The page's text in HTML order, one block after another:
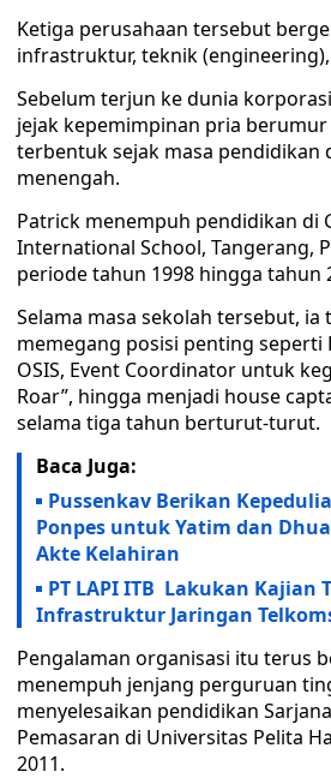
Ketiga perusahaan tersebut
infrastruktur, teknik
Sebelum terjun ke dunia
jejak kepemimpinan pria
terbentuk sejak masa pendidikan
menengah.
Patrick menempuh pendidikan di
International School, Tangerang,
periode tahun 1998 hingga tahun
Selama masa sekolah tersebut,
memegang posisi penting seperti
OSIS, Event Coordinator untuk
Roar”, hingga menjadi house
selama tiga tahun berturut-turut.
Baca Juga:
Pussenkav Berikan
Ponpes untuk Yatim dan
Akte Kelahiran
PT LAPI ITB Lakukan Kajian
Infrastruktur Jaringan
Pengalaman organisasi itu terus
menempuh jenjang perguruan
menyelesaikan pendidikan
Pemasaran di Universitas Pelita
2011.